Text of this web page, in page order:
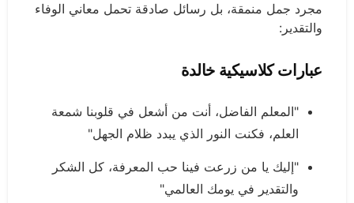
مجرد جمل منمقة، بل رسائل صادقة تحمل معاني الوفاء
والتقدير:
عبارات كلاسيكية خالدة
"المعلم الفاضل، أنت من أشعل في قلوبنا شمعة
العلم، فكنت النور الذي يبدد ظلام الجهل"
"إليك يا من زرعت فينا حب المعرفة، كل الشكر
والتقدير في يومك العالمي"